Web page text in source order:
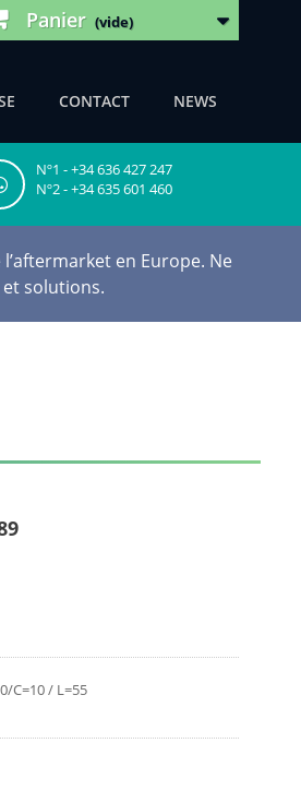
Panier (vide)
CONTACT NEWS
Nº1 - +34 636 427 247
Nº2 - +34 635 601 460
en Europe. Ne
solutions.
C=10 / L=55